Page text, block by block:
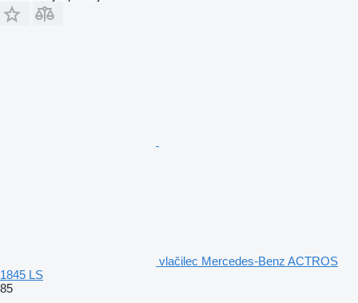
vlačilec Mercedes-Benz ACTROS
1845 LS
85